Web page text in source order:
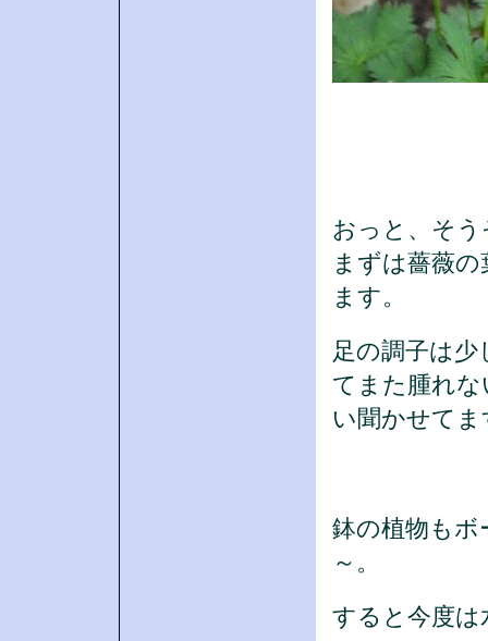
おっと、そ
まずは薔薇
ます。
足の調子は
てまた腫れ
い聞かせてま
鉢の植物もボ
～。
すると今度